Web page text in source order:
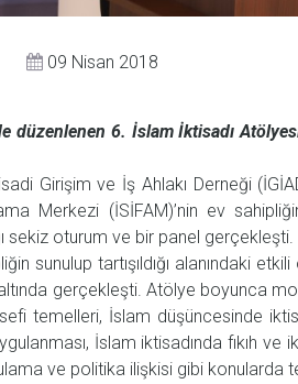
09 Nisan 2018
düzenlenen 6. İslam İktisadı
Girişim ve İş Ahlakı Derneği
Merkezi (İSİFAM)’nin ev
sekiz oturum ve bir panel gerçekleşti.
sunulup tartışıldığı alanındaki
gerçekleşti. Atölye boyunca
temelleri, İslam düşüncesinde
İslam iktisadında fıkıh ve
ve politika ilişkisi gibi konularda